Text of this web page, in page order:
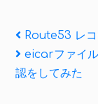
投
稿
Previous
Post
Route53 レ
Next
Post
eicarファイ
認をしてみた